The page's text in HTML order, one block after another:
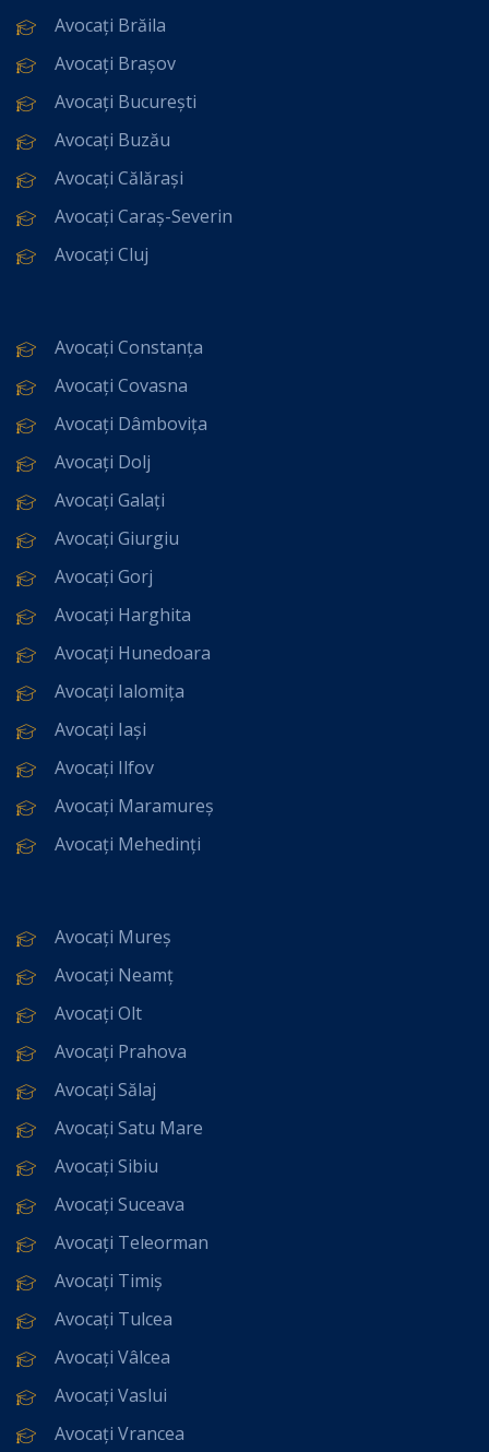
Avocați Brăila
Avocați Brașov
Avocați București
Avocați Buzău
Avocați Călărași
Avocați Caraș-Severin
Avocați Cluj
Avocați Constanța
Avocați Covasna
Avocați Dâmbovița
Avocați Dolj
Avocați Galați
Avocați Giurgiu
Avocați Gorj
Avocați Harghita
Avocați Hunedoara
Avocați Ialomița
Avocați Iași
Avocați Ilfov
Avocați Maramureș
Avocați Mehedinți
Avocați Mureș
Avocați Neamț
Avocați Olt
Avocați Prahova
Avocați Sălaj
Avocați Satu Mare
Avocați Sibiu
Avocați Suceava
Avocați Teleorman
Avocați Timiș
Avocați Tulcea
Avocați Vâlcea
Avocați Vaslui
Avocați Vrancea